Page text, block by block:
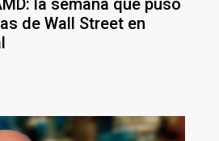
la semana que puso
de Wall Street en